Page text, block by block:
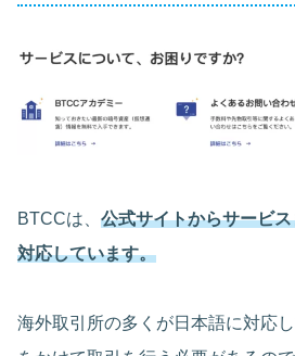
BTCCは、 公式サイトからサービ
対応しています。
海外取引所の多くが日本語に対応